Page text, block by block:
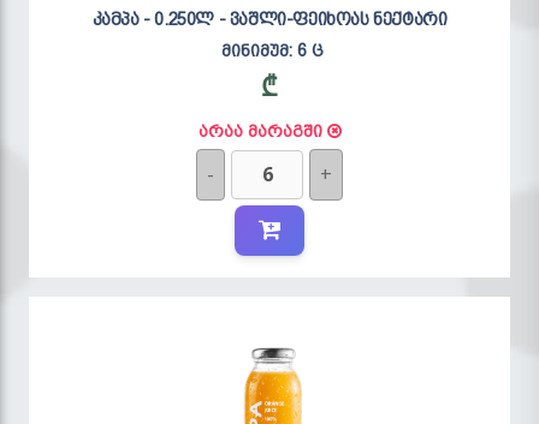
კამპა - 0.250ლ - ვაშლი-ფეიხოას ნექტარი
მინიმუმ: 6 ც
₾
არაა მარაგში
- +